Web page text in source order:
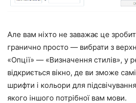
Але вам ніхто не заважає це
гранично просто — вибрати з
«Опції» — «Визначення стилів», у
відкриється вікно, де ви зможе
шрифти і кольори для
якого іншого потрібної вам мови.